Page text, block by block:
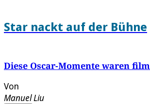
Star nackt auf der Bühne
Diese Oscar-Momente waren
Von
Manuel Liu